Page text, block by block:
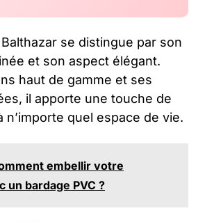
se distingue par son
et son aspect élégant.
haut de gamme et ses
il apporte une touche de
n’importe quel espace de vie.
embellir votre
un bardage PVC ?